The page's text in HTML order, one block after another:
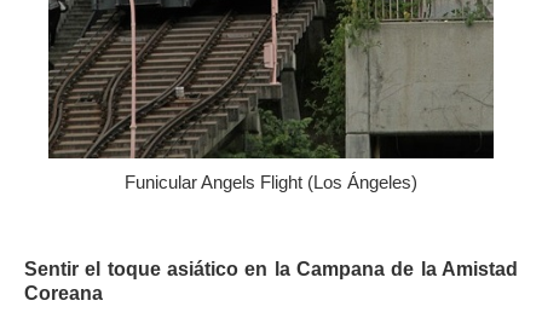
Funicular Angels Flight (Los Ángeles)
Sentir el toque asiático en la Campana de la Amistad
Coreana